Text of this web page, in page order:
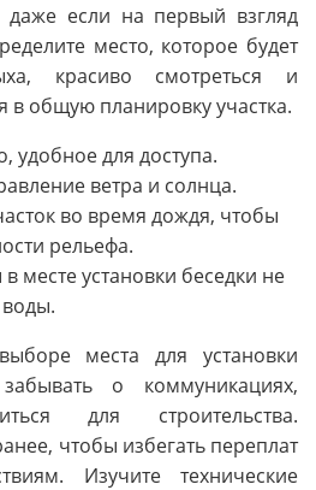
если на первый взгляд
место, которое будет
красиво смотреться и
в общую планировку участка.
удобное для доступа.
ветра и солнца.
во время дождя, чтобы
рельефа.
месте установки беседки не
места для установки
о коммуникациях,
для строительства.
чтобы избегать переплат
Изучите технические